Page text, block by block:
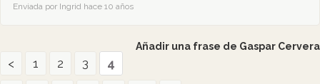
Enviada por Ingrid hace 10 años
Añadir una frase de Gaspar Cervera
< 1 2 3
4